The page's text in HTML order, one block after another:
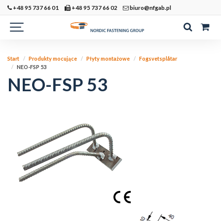
+48 95 737 66 01 +48 95 737 66 02 biuro@nfgab.pl
Start Produkty mocujące Płyty montażowe
Fogsvetsplåtar
NEO-FSP 53
NEO-FSP 53